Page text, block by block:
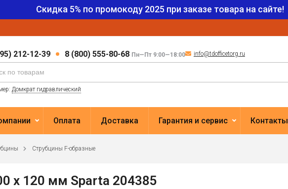
Скидка 5% по промокоду 2025 при заказе товара на сайте!
212-12-39 8 (800) 555-80-68 Пн—Пт 9:00—18:00 info@tdofficetorg.ru
Домкрат гидравлический
Оплата Доставка Гарантия и сервис Контакты
Струбцины F-образные
х 120 мм Sparta 204385